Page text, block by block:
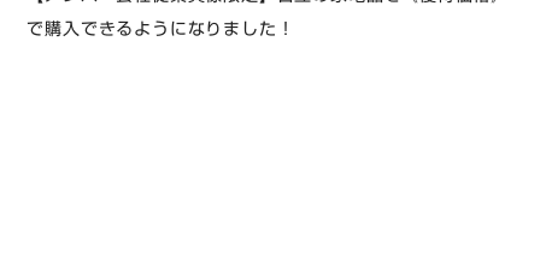
で購入できるようになりました！